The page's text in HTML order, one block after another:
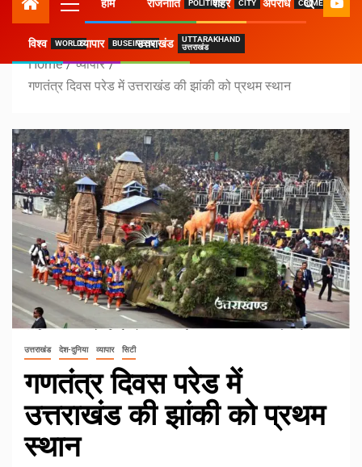
होम राजनीति POLITICSशहर CITY अपराध CRIME
विश्व WORLDव्यापार BUSEINESSउत्तराखंड
UTTARAKHAND
उत्तराखंड
Home
व्यापार
गणतंत्र दिवस परेड में उत्तराखंड की झांकी को प्रथम स्थान
उत्तराखंड देश-दुनिया व्यापार सिटी
गणतंत्र दिवस परेड में
उत्तराखंड की झांकी को प्रथम
स्थान